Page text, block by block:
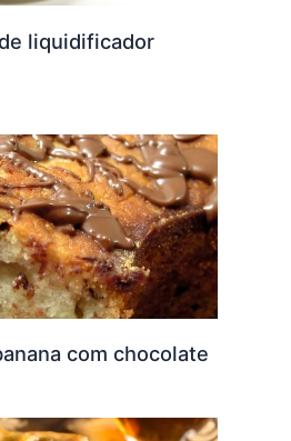
liquidificador
com chocolate